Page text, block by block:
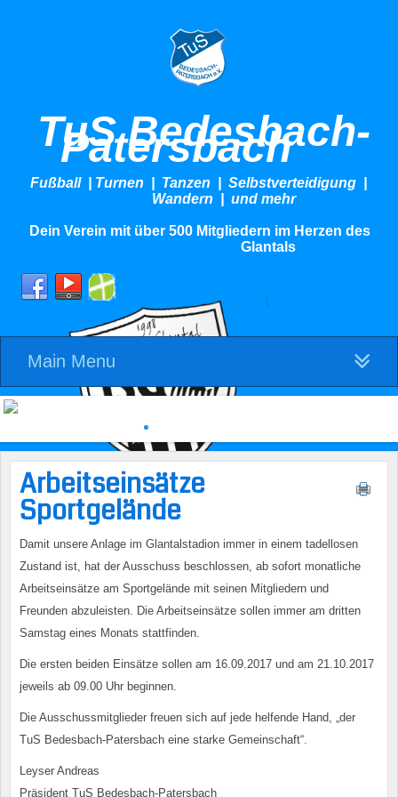
TuS Bedesbach-
Patersbach
Fußball | Turnen | Tanzen | Selbstverteidigung |
Wandern | und mehr
Dein Verein mit über 500 Mitgliedern im Herzen des
Glantals
Main Menu
Arbeitseinsätze
Sportgelände
Damit unsere Anlage im Glantalstadion immer in einem tadellosen
Zustand ist, hat der Ausschuss beschlossen, ab sofort monatliche
Arbeitseinsätze am Sportgelände mit seinen Mitgliedern und
Freunden abzuleisten. Die Arbeitseinsätze sollen immer am dritten
Samstag eines Monats stattfinden.
Die ersten beiden Einsätze sollen am 16.09.2017 und am 21.10.2017
jeweils ab 09.00 Uhr beginnen.
Die Ausschussmitglieder freuen sich auf jede helfende Hand, „der
TuS Bedesbach-Patersbach eine starke Gemeinschaft“.
Leyser Andreas
Präsident TuS Bedesbach-Patersbach